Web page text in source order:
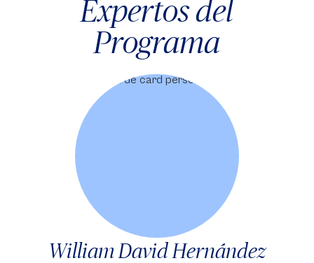
Expertos del
Programa
William David Hernández